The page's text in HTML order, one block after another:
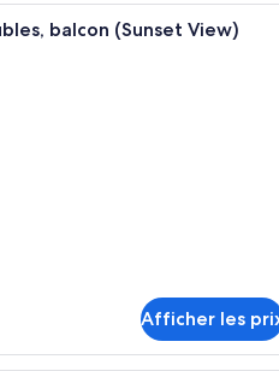
Une chambre d’hôtel avec
balcon (Sunset View)
Afficher les